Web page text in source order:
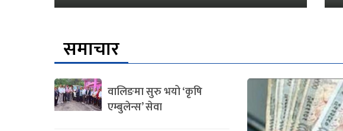
समाचार
वालिङमा सुरु भयो ‘कृषि
एम्बुलेन्स’ सेवा